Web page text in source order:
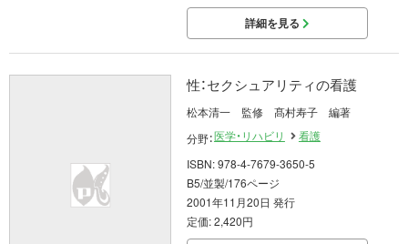
詳細を見る
性：セクシュアリティの看護
松本清一 監修 髙村寿子 編著
分野：医学・リハビリ
看護
ISBN: 978-4-7679-3650-5
B5/並製/176ページ
2001年11月20日 発行
定価: 2,420円